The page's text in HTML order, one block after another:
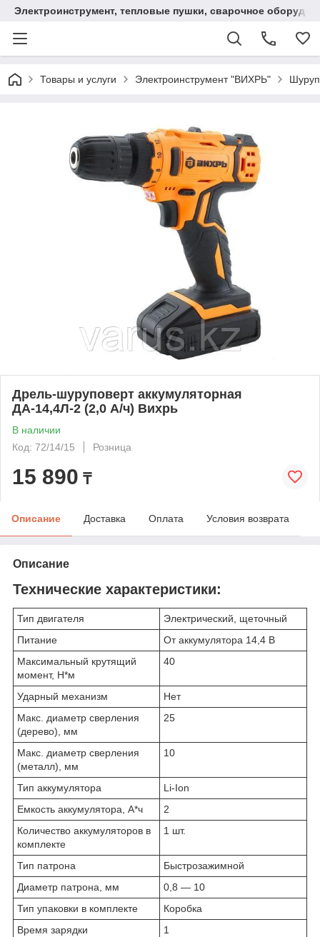
Электроинструмент, тепловые пушки, сварочное
Товары и услуги Электроинструмент "ВИХРЬ"
Дрель-шуруповерт аккумуляторная
ДА-14,4Л-2 (2,0 А/ч) Вихрь
В наличии
Код: 72/14/15
Розница
15 890 ₸
Описание Доставка Оплата Условия возврата
Описание
Технические характеристики:
Тип двигателя
Электрический, щеточный
Питание
От аккумулятора 14,4 В
Максимальный крутящий
момент, Н*м
40
Ударный механизм
Нет
Макс. диаметр сверления
(дерево), мм
25
Макс. диаметр сверления
(металл), мм
10
Тип аккумулятора
Li-Ion
Емкость аккумулятора, А*ч
2
Количество аккумуляторов в
комплекте
1 шт.
Тип патрона
Быстрозажимной
Диаметр патрона, мм
0,8 — 10
Тип упаковки в комплекте
Коробка
Время зарядки
1